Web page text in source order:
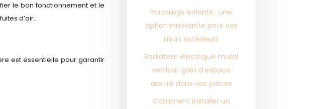
le bon fonctionnement et le
d’air.
est essentielle pour garantir
Parpaings isolants : une
option innovante pour vos
murs extérieurs
Radiateur électrique mural
vertical: gain d’espace
assuré dans vos pièces
Comment installer un